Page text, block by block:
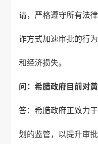
请，严格遵守所有法
诈方式加速审批的行
和经济损失。
问：希腊政府目前对
答：希腊政府正致力
划的监管，以提升审